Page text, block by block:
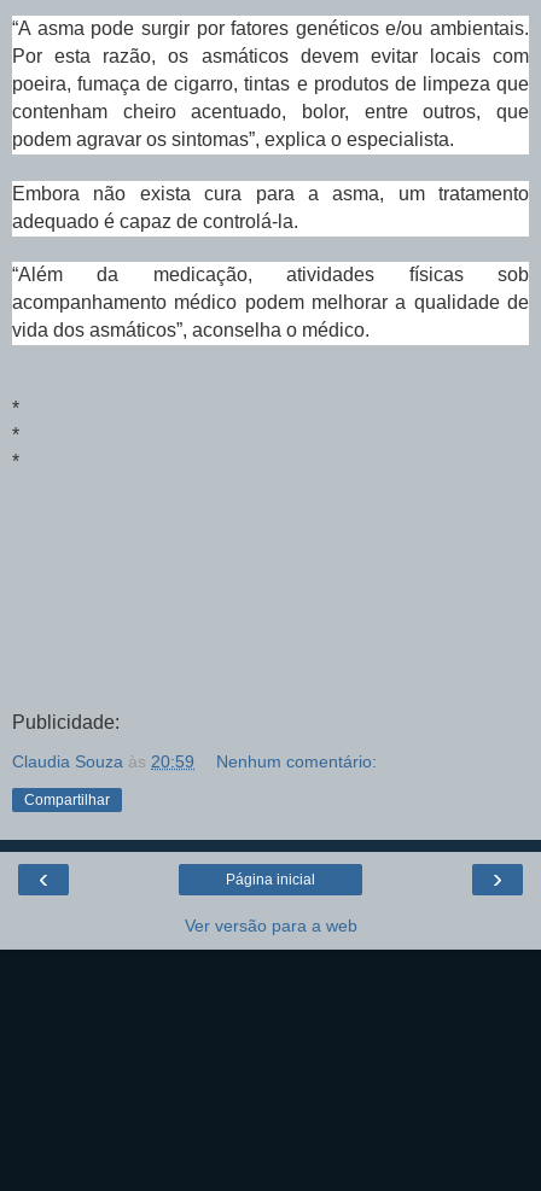
“A asma pode surgir por fatores genéticos e/ou ambientais.
Por esta razão, os asmáticos devem evitar locais com
poeira, fumaça de cigarro, tintas e produtos de limpeza que
contenham cheiro acentuado, bolor, entre outros, que
podem agravar os sintomas”, explica o especialista.
Embora não exista cura para a asma, um tratamento
adequado é capaz de controlá-la.
“Além da medicação, atividades físicas sob
acompanhamento médico podem melhorar a qualidade de
vida dos asmáticos”, aconselha o médico.
*
*
*
Publicidade:
Claudia Souza às 20:59 Nenhum comentário:
Compartilhar
‹ ›
Página inicial
Ver versão para a web